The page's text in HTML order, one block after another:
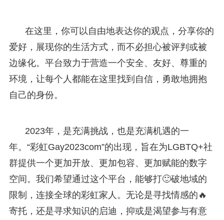
在这里，你可以自由地表达你的观点，分享你的
爱好，展现你的生活方式，而不必担心被评判或被
边缘化。平台致力于营造一个安全、友好、尊重的
环境，让每个人都能在这里找到自信，勇敢地拥抱
自己的身份。
2023年，是充满挑战，也是充满机遇的一
年。“彩虹Gay2023com”的出现，旨在为LGBTQ+社
群提供一个更加开放、更加包容、更加赋能的数字
空间。我们希望通过这个平台，能够打🙂破地域的
限制，连接全球的彩虹家人。无论是寻找情感的🔥
寄托，还是寻求知识的启迪，抑或是渴望参与有意